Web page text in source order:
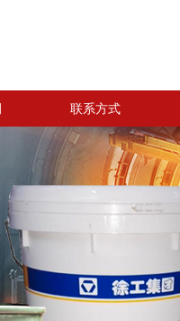
联系方式